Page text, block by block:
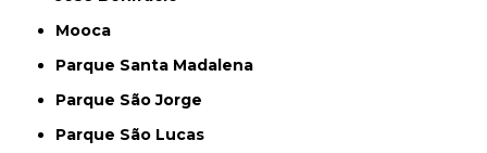
Mooca
Parque Santa Madalena
Parque São Jorge
Parque São Lucas